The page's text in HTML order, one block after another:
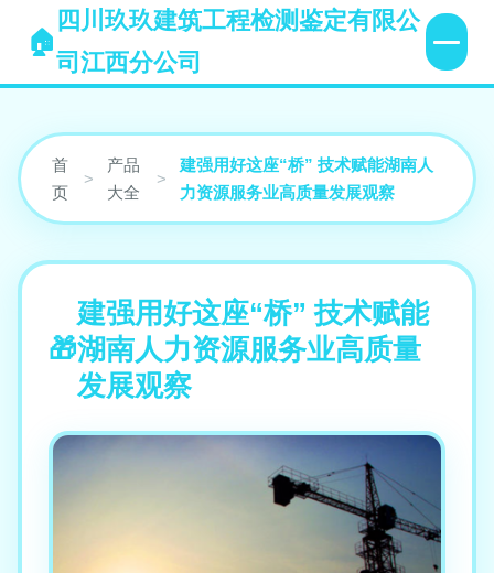
四川玖玖建筑工程检测鉴定有限公
司江西分公司
首
页
>
产品
大全
>
建强用好这座“桥” 技术赋能湖南人
力资源服务业高质量发展观察
建强用好这座“桥” 技术赋能
湖南人力资源服务业高质量
发展观察